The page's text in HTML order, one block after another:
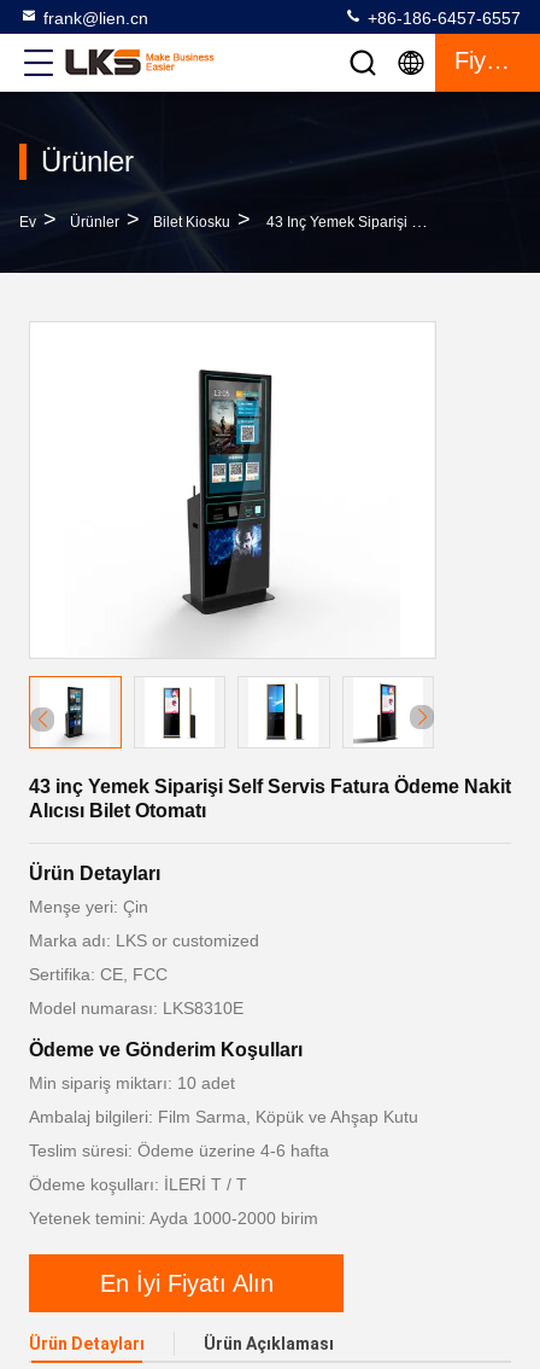
frank@lien.cn +86-186-6457-6557
Fiyat Teklifi
Ürünler
Ev > Ürünler > Bilet Kiosku > 43 Inç Yemek Siparişi Self Servis Fatura Ödeme Nakit Alıcısı Bilet Otomatı
43 inç Yemek Siparişi Self Servis Fatura Ödeme Nakit
Alıcısı Bilet Otomatı
Ürün Detayları
Menşe yeri: Çin
Marka adı: LKS or customized
Sertifika: CE, FCC
Model numarası: LKS8310E
Ödeme ve Gönderim Koşulları
Min sipariş miktarı: 10 adet
Ambalaj bilgileri: Film Sarma, Köpük ve Ahşap Kutu
Teslim süresi: Ödeme üzerine 4-6 hafta
Ödeme koşulları: İLERİ T / T
Yetenek temini: Ayda 1000-2000 birim
En İyi Fiyatı Alın
Ürün Detayları Ürün Açıklaması